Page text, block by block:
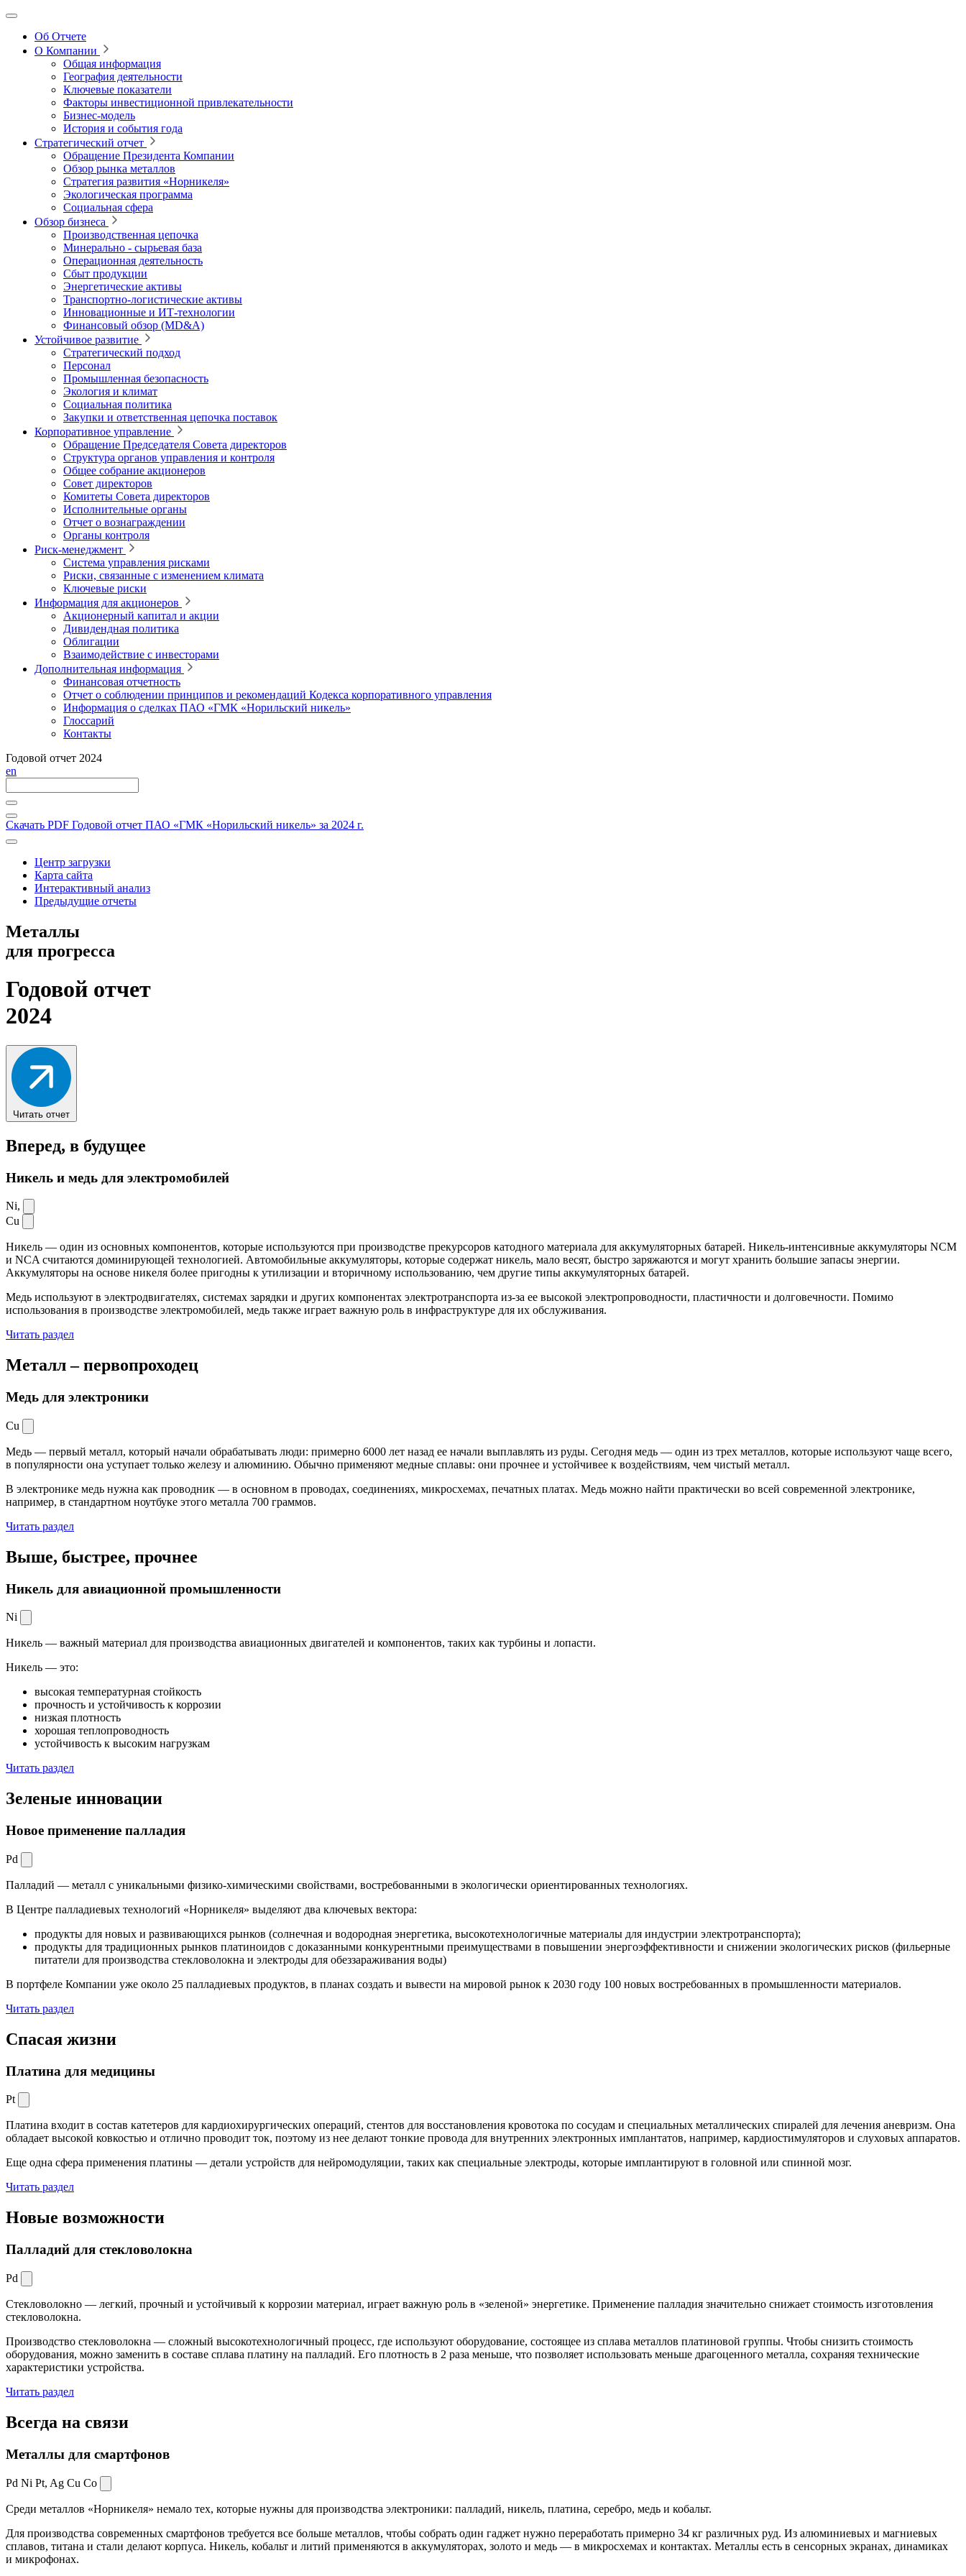
Об Отчете
О Компании
Общая информация
География деятельности
Ключевые показатели
Факторы инвестиционной привлекательности
Бизнес-модель
История и события года
Стратегический отчет
Обращение Президента Компании
Обзор рынка металлов
Стратегия развития «Норникеля»
Экологическая программа
Социальная сфера
Обзор бизнеса
Производственная цепочка
Минерально ‑ сырьевая база
Операционная деятельность
Сбыт продукции
Энергетические активы
Транспортно-логистические активы
Инновационные и ИТ‑технологии
Финансовый обзор (MD&A)
Устойчивое развитие
Стратегический подход
Персонал
Промышленная безопасность
Экология и климат
Социальная политика
Закупки и ответственная цепочка поставок
Корпоративное управление
Обращение Председателя Совета директоров
Структура органов управления и контроля
Общее собрание акционеров
Совет директоров
Комитеты Совета директоров
Исполнительные органы
Отчет о вознаграждении
Органы контроля
Риск-менеджмент
Система управления рисками
Риски, связанные с изменением климата
Ключевые риски
Информация для акционеров
Акционерный капитал и акции
Дивидендная политика
Облигации
Взаимодействие с инвесторами
Дополнительная информация
Финансовая отчетность
Отчет о соблюдении принципов и рекомендаций Кодекса корпоративного управления
Информация о сделках ПАО «ГМК «Норильский никель»
Глоссарий
Контакты
Годовой отчет 2024
en
Скачать PDF Годовой отчет ПАО «ГМК «Норильский никель» за 2024 г.
Центр загрузки
Карта сайта
Интерактивный анализ
Предыдущие отчеты
Металлы
для прогресса
Годовой отчет
2024
Читать отчет
Вперед, в будущее
Никель и медь для электромобилей
Ni,
Cu
Никель — один из основных компонентов, которые используются при производстве прекурсоров катодного материала для аккумуляторных батарей. Никель-интенсивные аккумуляторы NCM
и NCA считаются доминирующей технологией. Автомобильные аккумуляторы, которые содержат никель, мало весят, быстро заряжаются и могут хранить большие запасы энергии.
Аккумуляторы на основе никеля более пригодны к утилизации и вторичному использованию, чем другие типы аккумуляторных батарей.
Медь используют в электродвигателях, системах зарядки и других компонентах электротранспорта из-за ее высокой электропроводности, пластичности и долговечности. Помимо
использования в производстве электромобилей, медь также играет важную роль в инфраструктуре для их обслуживания.
Читать раздел
Металл –первопроходец
Медь для электроники
Cu
Медь — первый металл, который начали обрабатывать люди: примерно 6000 лет назад ее начали выплавлять из руды. Сегодня медь — один из трех металлов, которые используют чаще всего,
в популярности она уступает только железу и алюминию. Обычно применяют медные сплавы: они прочнее и устойчивее к воздействиям, чем чистый металл.
В электронике медь нужна как проводник — в основном в проводах, соединениях, микросхемах, печатных платах. Медь можно найти практически во всей современной электронике,
например, в стандартном ноутбуке этого металла 700 граммов.
Читать раздел
Выше, быстрее, прочнее
Никель для авиационной промышленности
Ni
Никель — важный материал для производства авиационных двигателей и компонентов, таких как турбины и лопасти.
Никель — это:
высокая температурная стойкость
прочность и устойчивость к коррозии
низкая плотность
хорошая теплопроводность
устойчивость к высоким нагрузкам
Читать раздел
Зеленые инновации
Новое применение палладия
Pd
Палладий — металл с уникальными физико-химическими свойствами, востребованными в экологически ориентированных технологиях.
В Центре палладиевых технологий «Норникеля» выделяют два ключевых вектора:
продукты для новых и развивающихся рынков (солнечная и водородная энергетика, высокотехнологичные материалы для индустрии электротранспорта);
продукты для традиционных рынков платиноидов с доказанными конкурентными преимуществами в повышении энергоэффективности и снижении экологических рисков (фильерные
питатели для производства стекловолокна и электроды для обеззараживания воды)
В портфеле Компании уже около 25 палладиевых продуктов, в планах создать и вывести на мировой рынок к 2030 году 100 новых востребованных в промышленности материалов.
Читать раздел
Спасая жизни
Платина для медицины
Pt
Платина входит в состав катетеров для кардиохирургических операций, стентов для восстановления кровотока по сосудам и специальных металлических спиралей для лечения аневризм. Она
обладает высокой ковкостью и отлично проводит ток, поэтому из нее делают тонкие провода для внутренних электронных имплантатов, например, кардиостимуляторов и слуховых аппаратов.
Еще одна сфера применения платины — детали устройств для нейромодуляции, таких как специальные электроды, которые имплантируют в головной или спинной мозг.
Читать раздел
Новые возможности
Палладий для стекловолокна
Pd
Стекловолокно — легкий, прочный и устойчивый к коррозии материал, играет важную роль в «зеленой» энергетике. Применение палладия значительно снижает стоимость изготовления
стекловолокна.
Производство стекловолокна — сложный высокотехнологичный процесс, где используют оборудование, состоящее из сплава металлов платиновой группы. Чтобы снизить стоимость
оборудования, можно заменить в составе сплава платину на палладий. Его плотность в 2 раза меньше, что позволяет использовать меньше драгоценного металла, сохраняя технические
характеристики устройства.
Читать раздел
Всегда на связи
Металлы для смартфонов
Pd Ni Pt, Ag Cu Co
Среди металлов «Норникеля» немало тех, которые нужны для производства электроники: палладий, никель, платина, серебро, медь и кобальт.
Для производства современных смартфонов требуется все больше металлов, чтобы собрать один гаджет нужно переработать примерно 34 кг различных руд. Из алюминиевых и магниевых
сплавов, титана и стали делают корпуса. Никель, кобальт и литий применяются в аккумуляторах, золото и медь — в микросхемах и контактах. Металлы есть в сенсорных экранах, динамиках
и микрофонах.